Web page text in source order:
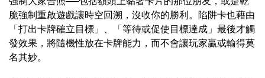
脆強制重啟遊戲讓時空回溯，沒收你的勝利。陷阱卡也藉由
「打出卡牌確立目標」、「等待或促使目標達成」最後才觸
發效果，將隨機性放在卡牌能力，而不會讓玩家贏或輸得莫
名其妙。